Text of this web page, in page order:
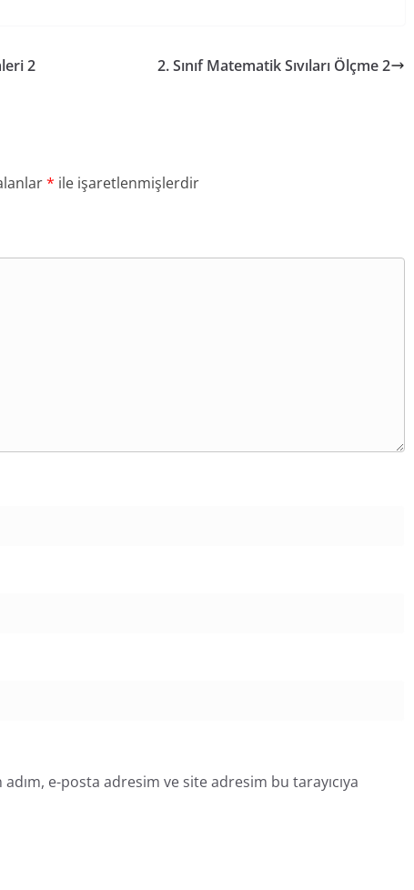
2 2. Sınıf Matematik Sıvıları Ölçme 2
* ile işaretlenmişlerdir
e-posta adresim ve site adresim bu tarayıcıya